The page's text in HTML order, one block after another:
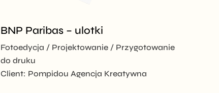
BNP Paribas – ulotki
Fotoedycja Projektowanie
Przygotowanie
do druku
Client: Pompidou Agencja Kreatywna